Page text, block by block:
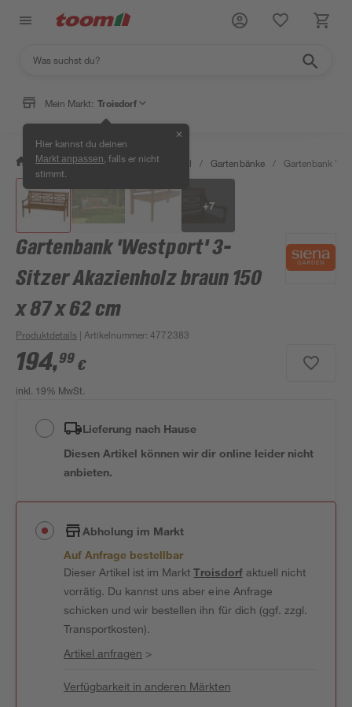
Mein Markt: Troisdorf
Hier kannst du deinen
Markt anpassen , falls er nicht
stimmt.
✕
/ Garten & Freizeit / Gartenmöbel / Gartenbänke / Gartenbank
+7
Gartenbank 'Westport' 3-
Sitzer Akazienholz braun 150
x 87 x 62 cm
Produktdetails | Artikelnummer:4772383
194,99 €
inkl. 19% MwSt.
Lieferung nach Hause
Diesen Artikel können wir dir online leider nicht
anbieten.
Abholung im Markt
Auf Anfrage bestellbar
Dieser Artikel ist im MarktTroisdorfaktuell nicht
vorrätig. Du kannst uns aber eine Anfrage
schicken und wir bestellen ihn für dich (ggf. zzgl.
Transportkosten).
Artikel anfragen >
Verfügbarkeit in anderen Märkten